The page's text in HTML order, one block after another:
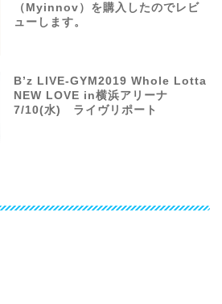
（Myinnov）を購入したのでレビ
ューします。
B’z LIVE-GYM2019 Whole Lotta
NEW LOVE in横浜アリーナ
7/10(水) ライヴリポート